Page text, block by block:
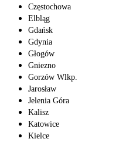
Częstochowa
Elbląg
Gdańsk
Gdynia
Głogów
Gniezno
Gorzów Wlkp.
Jarosław
Jelenia Góra
Kalisz
Katowice
Kielce